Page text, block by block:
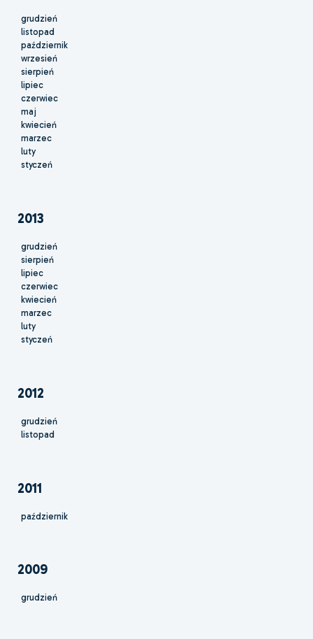
grudzień
listopad
październik
wrzesień
sierpień
lipiec
czerwiec
maj
kwiecień
marzec
luty
styczeń
2013
grudzień
sierpień
lipiec
czerwiec
kwiecień
marzec
luty
styczeń
2012
grudzień
listopad
2011
październik
2009
grudzień